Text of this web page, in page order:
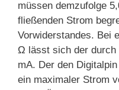
müssen demzufolge
fließenden Strom
Vorwiderstandes. Bei
Ω lässt sich der
mA. Der den
ein maximaler Strom